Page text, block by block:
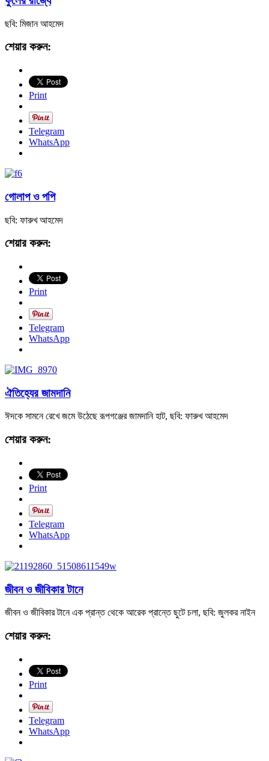
ছবি: মিজান আহমেদ
শেয়ার করুন:
Print
Telegram
WhatsApp
গোলাপ ও পপি
ছবি: ফারুখ আহমেদ
শেয়ার করুন:
Print
Telegram
WhatsApp
ঐতিহ্যের জামদানি
ঈদকে সামনে রেখে জমে উঠেছে রূপগঞ্জের জামদানি হাট, ছবি: ফারুখ আহমেদ
শেয়ার করুন:
Print
Telegram
WhatsApp
জীবন ও জীবিকার টানে
জীবন ও জীবিকার টানে এক প্রান্ত থেকে আরেক প্রান্তে ছুটে চলা, ছবি: জুলকর নাইন
শেয়ার করুন:
Print
Telegram
WhatsApp